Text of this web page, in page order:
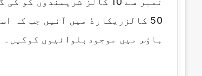
ہاؤس میں موجودبلوائیوں کوکیں۔